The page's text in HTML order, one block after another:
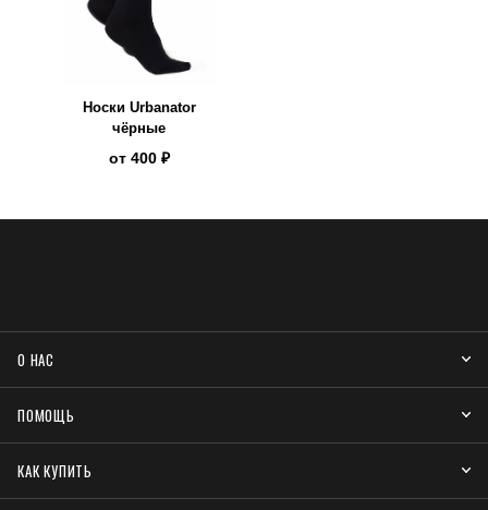
Носки Urbanator
чёрные
от 400 ₽
О НАС
ПОМОЩЬ
КАК КУПИТЬ